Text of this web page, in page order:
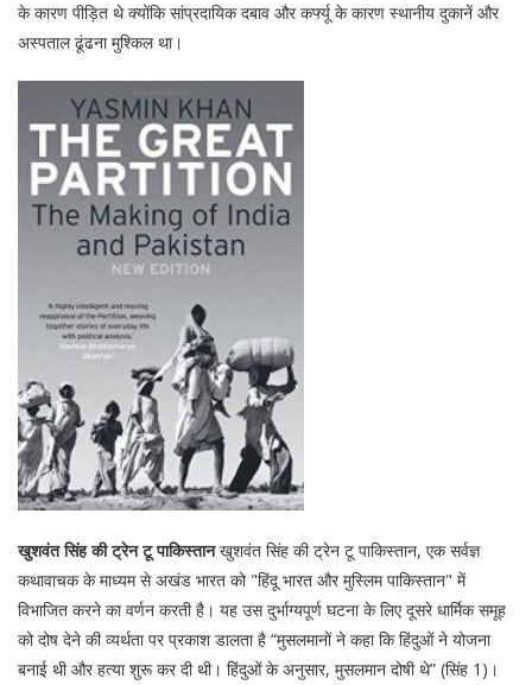
के कारण पीड़ित थे क्योंकि सांप्रदायिक दबाव और कर्फ्यू के कारण स्थानीय दुकानें और
अस्पताल ढूंढना मुश्किल था।
खुशवंत सिंह की ट्रेन टू पाकिस्तानखुशवंत सिंह की ट्रेन टू पाकिस्तान, एक सर्वज्ञ
कथावाचक के माध्यम से अखंड भारत को "हिंदू भारत और मुस्लिम पाकिस्तान" में
विभाजित करने का वर्णन करती है। यह उस दुर्भाग्यपूर्ण घटना के लिए दूसरे धार्मिक समूह
को दोष देने की व्यर्थता पर प्रकाश डालता है “मुसलमानों ने कहा कि हिंदुओं ने योजना
बनाई थी और हत्या शुरू कर दी थी। हिंदुओं के अनुसार, मुसलमान दोषी थे” (सिंह 1)।